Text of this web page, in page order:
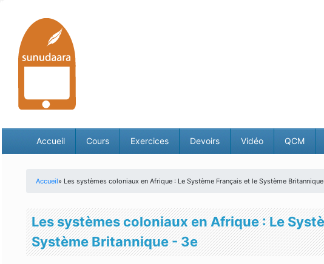
Accueil Cours Exercices Devoirs Vidéo QCM
Accueil» Les systèmes coloniaux en Afrique : Le Système Français et le Système
Les systèmes coloniaux en Afrique : Le
Système Britannique - 3e